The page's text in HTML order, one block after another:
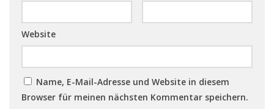
Website
Name, E-Mail-Adresse und Website in diesem
Browser für meinen nächsten Kommentar speichern.